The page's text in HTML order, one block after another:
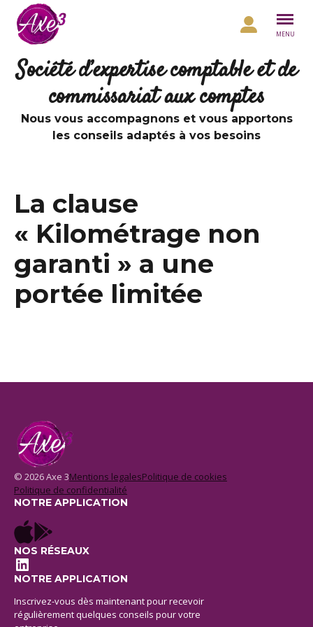
Aller au contenu
MENU
Société d’expertise comptable et de
commissariat aux comptes
Nous vous accompagnons et vous apportons
les conseils adaptés à vos besoins
La clause
« Kilométrage non
garanti » a une
portée limitée
© 2026 Axe 3Mentions legalesPolitique de cookies
Politique de confidentialité
NOTRE APPLICATION
NOS RÉSEAUX
LinkedIn
NOTRE APPLICATION
Inscrivez-vous dès maintenant pour recevoir
régulièrement quelques conseils pour votre